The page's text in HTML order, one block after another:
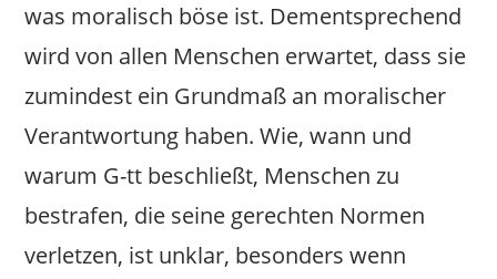
was moralisch böse ist. Dementsprechend
wird von allen Menschen erwartet, dass sie
zumindest ein Grundmaß an moralischer
Verantwortung haben. Wie, wann und
warum G-tt beschließt, Menschen zu
bestrafen, die seine gerechten Normen
verletzen, ist unklar, besonders wenn